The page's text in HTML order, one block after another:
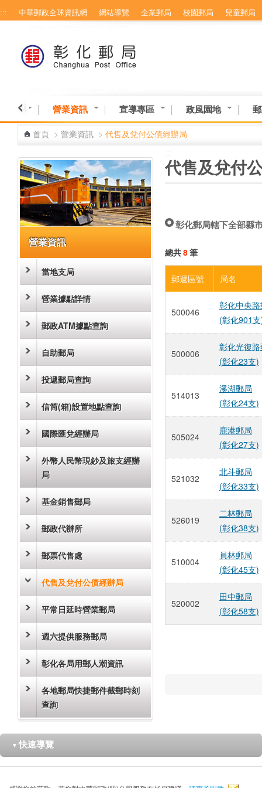
跳到主要內容區塊
::: 中華郵政全球資訊網 網站導覽 企業郵局 校園郵局 兒童郵局
專區 營業資訊 宣導專區 政風園地
首頁 > 營業資訊 > 代售及兌付公債經辦局
營業資訊
當地支局
營業據點詳情
郵政ATM據點查詢
自助郵局
投遞郵局查詢
信筒(箱)設置地點查詢
國際匯兌經辦局
外幣人民幣現鈔及旅支經辦
局
基金銷售郵局
郵政代辦所
郵票代售處
代售及兌付公債經辦局
平常日延時營業郵局
週六提供服務郵局
彰化各局用郵人潮資訊
各地郵局快捷郵件截郵時刻
查詢
代售及兌付
彰化郵局轄下全部縣
總共8筆
郵遞區號 局名
500046
彰化中央
(彰化901
500006
彰化光復
(彰化23支)
514013
溪湖郵局
(彰化24支)
505024
鹿港郵局
(彰化27支)
521032
北斗郵局
(彰化33支)
526019
二林郵局
(彰化38支)
510004
員林郵局
(彰化45支)
520002
田中郵局
(彰化58支)
▼ 快速導覽